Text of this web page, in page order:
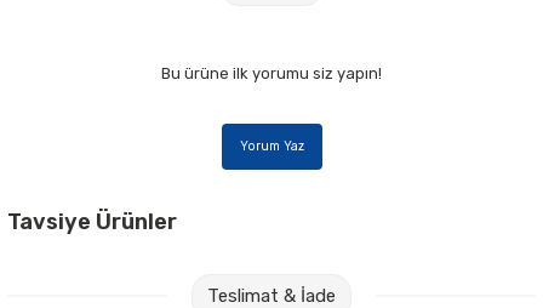
Daksiller
Kaşe Gereçleri
Guaj Boyaları
Kuru Boyalar
Bu ürüne ilk yorumu siz yapın!
Yorum Yaz
Tavsiye Ürünler
Teslimat & İade